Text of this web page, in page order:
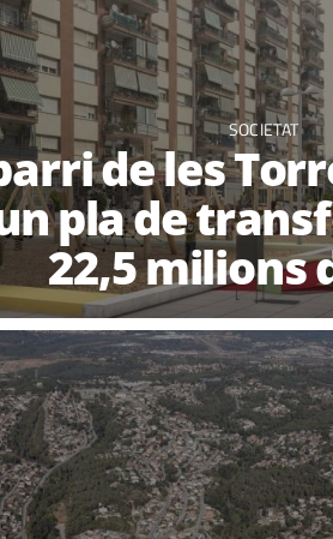
SOCIETAT
de les
pla de
22,5 milions